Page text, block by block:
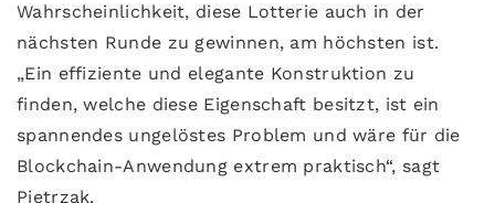
Wahrscheinlichkeit, diese Lotterie auch in der
nächsten Runde zu gewinnen, am höchsten ist.
„Ein effiziente und elegante Konstruktion zu
finden, welche diese Eigenschaft besitzt, ist ein
spannendes ungelöstes Problem und wäre für die
Blockchain-Anwendung extrem praktisch“, sagt
Pietrzak.